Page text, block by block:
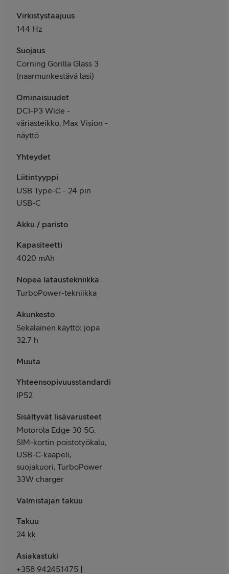
Virkistystaajuus
144 Hz
Suojaus
Corning Gorilla Glass 3
(naarmunkestävä lasi)
Ominaisuudet
DCI-P3 Wide -
väriasteikko, Max Vision -
näyttö
Yhteydet
Liitintyyppi
USB Type-C - 24 pin
USB-C
Akku / paristo
Kapasiteetti
4020 mAh
Nopea lataustekniikka
TurboPower-tekniikka
Akunkesto
Sekalainen käyttö: jopa
32.7 h
Muuta
Yhteensopivuusstandardit
IP52
Sisältyvät lisävarusteet
Motorola Edge 30 5G,
SIM-kortin poistotyökalu,
USB-C-kaapeli,
suojakuori, TurboPower
33W charger
Valmistajan takuu
Takuu
24 kk
Asiakastuki
+358 942451475 |